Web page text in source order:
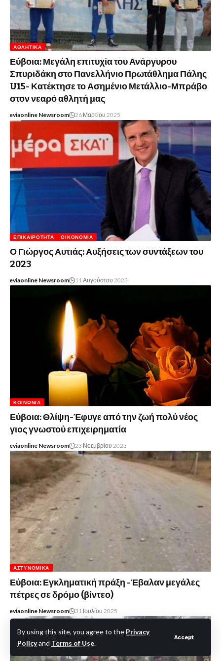
By using this site, you agree to the Privacy
Policyand Terms of Use.
Accept
ΑΘΛΗΤΙΚΆ
Εύβοια: Μεγάλη επιτυχία του Ανάργυρου
Σπυριδάκη στο Πανελλήνιο Πρωτάθλημα Πάλης
U15- Κατέκτησε το Ασημένιο Μετάλλιο-Μπράβο
στον νεαρό αθλητή μας
eviaonline Newsroom 26 Μαρτίου 2025
ΕΠΙΚΑΙΡΌΤΗΤΑ ΟΙΚΟΝΟΜΊΑ
Ο Γιώργος Αυτιάς: Αυξήσεις των συντάξεων του
2023
eviaonline Newsroom 11 Αυγούστου 2023
ΚΟΙΝΩΝΊΑ
Εύβοια: Θλίψη-Έφυγε από την ζωή πολύ νέος
γιoς γνωστού επιχειρηματία
eviaonline Newsroom 23 Νοεμβρίου 2023
ΑΣΤΥΝΟΜΙΚΆ
Εύβοια: Εγκληματική πράξη -Έβαλαν μεγάλες
πέτρες σε δρόμο (βίντεο)
eviaonline Newsroom 31 Ιουλίου 2025